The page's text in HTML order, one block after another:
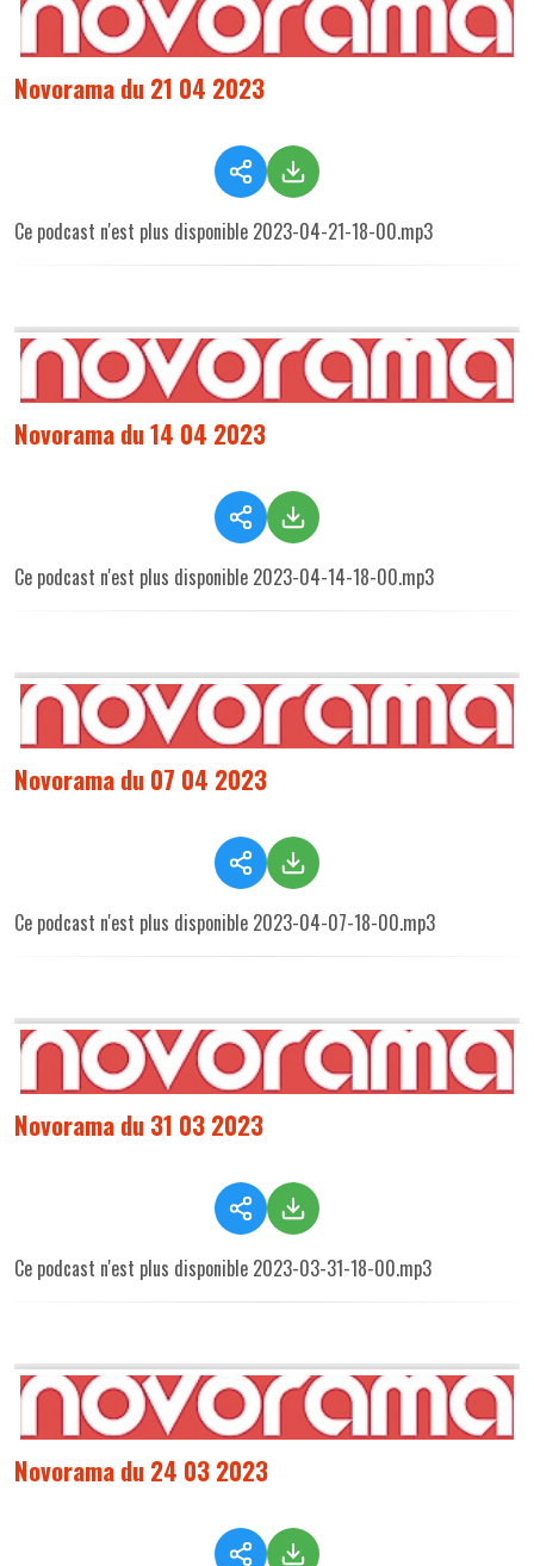
Novorama du 21 04 2023
Ce podcast n'est plus disponible 2023-04-21-18-00.mp3
Novorama du 14 04 2023
Ce podcast n'est plus disponible 2023-04-14-18-00.mp3
Novorama du 07 04 2023
Ce podcast n'est plus disponible 2023-04-07-18-00.mp3
Novorama du 31 03 2023
Ce podcast n'est plus disponible 2023-03-31-18-00.mp3
Novorama du 24 03 2023